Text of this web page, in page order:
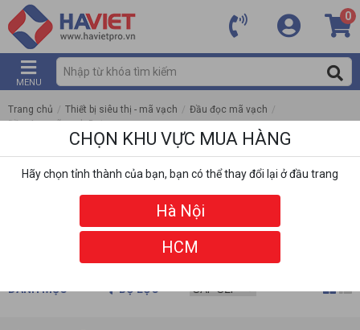
0
MENU
Trang chủ / Thiết bị siêu thị - mã vạch / Đầu đọc mã vạch /
Đầu đọc mã vạch Datamax
DANH MỤC BỘ LỌC
CHỌN KHU VỰC MUA HÀNG
Hãy chọn tỉnh thành của bạn, bạn có thể thay đổi lại ở đầu trang
Hà Nội
HCM